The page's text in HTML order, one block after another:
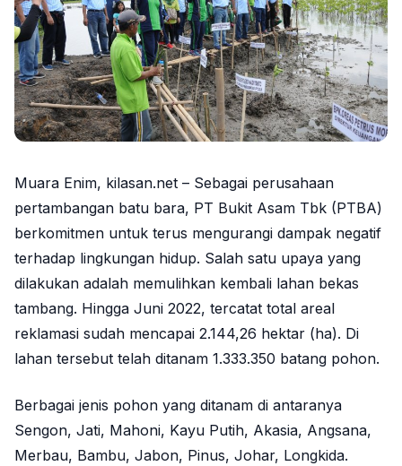
Muara Enim, kilasan.net – Sebagai perusahaan
pertambangan batu bara, PT Bukit Asam Tbk (PTBA)
berkomitmen untuk terus mengurangi dampak negatif
terhadap lingkungan hidup. Salah satu upaya yang
dilakukan adalah memulihkan kembali lahan bekas
tambang. Hingga Juni 2022, tercatat total areal
reklamasi sudah mencapai 2.144,26 hektar (ha). Di
lahan tersebut telah ditanam 1.333.350 batang pohon.
Berbagai jenis pohon yang ditanam di antaranya
Sengon, Jati, Mahoni, Kayu Putih, Akasia, Angsana,
Merbau, Bambu, Jabon, Pinus, Johar, Longkida.